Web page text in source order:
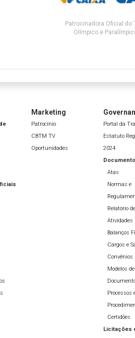
Patrocinadora Oficial do
Olímpico e
Marketing
Patrocínio
CBTM TV
Oportunidades
Portal da
Estatuto
2024
Atas
Normas e
Relatório de
Atividades
Balanços
Cargos e
Convênios
Modelos de
Processos
Certidões
Licitações